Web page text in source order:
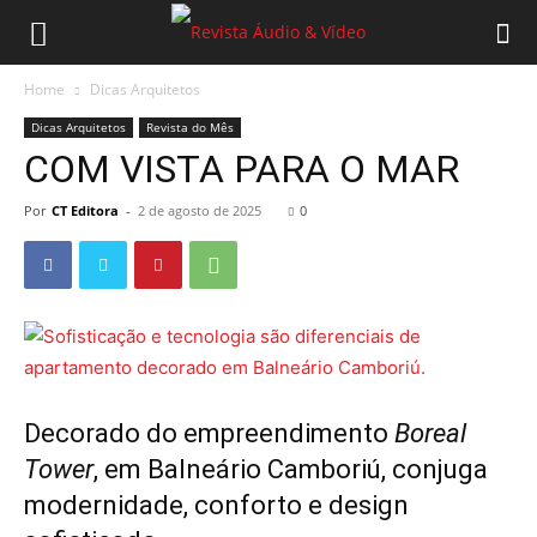
Home Dicas Arquitetos
Dicas Arquitetos Revista do Mês
COM VISTA PARA O MAR
Por CT Editora - 2 de agosto de 2025 0
Decorado do empreendimento Boreal
Tower, em Balneário Camboriú, conjuga
modernidade, conforto e design